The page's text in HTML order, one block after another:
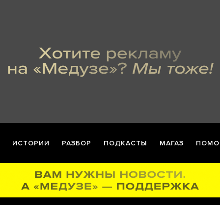
ИСТОРИИ РАЗБОР ПОДКАСТЫ МАГАЗ